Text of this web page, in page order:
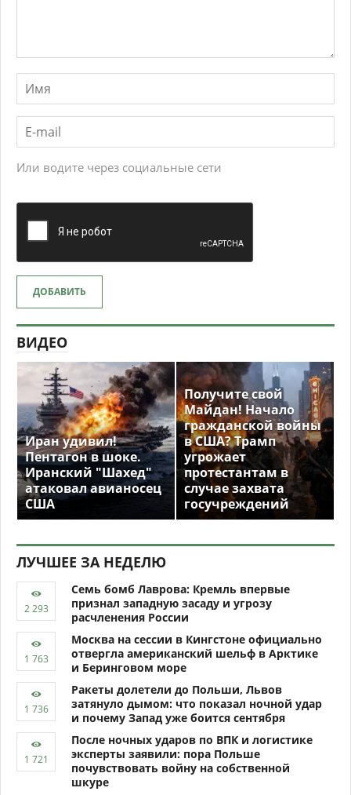
Или водите через социальные сети
ДОБАВИТЬ
ВИДЕО
Иран удивил!
Пентагон в шоке.
Иранский "Шахед"
атаковал авианосец
США
Получите свой
Майдан! Начало
гражданской войны
в США? Трамп
угрожает
протестантам в
случае захвата
госучреждений
ЛУЧШЕЕ ЗА НЕДЕЛЮ
Семь бомб Лаврова: Кремль впервые
признал западную засаду и угрозу
расчленения России
Москва на сессии в Кингстоне официально
отвергла американский шельф в Арктике
и Беринговом море
Ракеты долетели до Польши, Львов
затянуло дымом: что показал ночной удар
и почему Запад уже боится сентября
После ночных ударов по ВПК и логистике
эксперты заявили: пора Польше
почувствовать войну на собственной
шкуре